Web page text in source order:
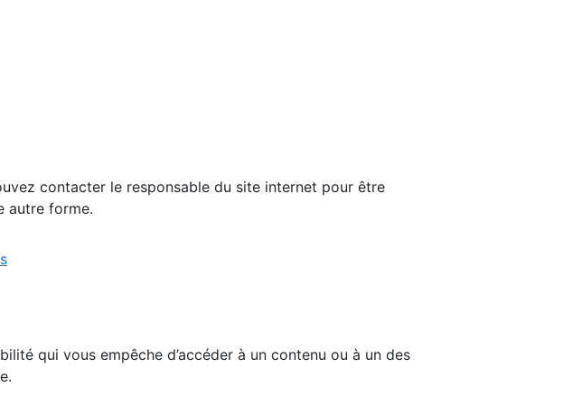
contacter le responsable du site internet pour être
autre forme.
qui vous empêche d’accéder à un contenu ou à un des